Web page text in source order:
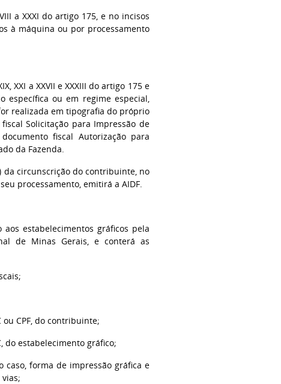
a XXXI do artigo 175, e no incisos
à máquina ou por processamento
XXI a XXVII e XXXIII do artigo 175 e
específica ou em regime especial,
realizada em tipografia do próprio
Solicitação para Impressão de
fiscal Autorização para
da Fazenda.
da circunscrição do contribuinte, no
processamento, emitirá a AIDF.
estabelecimentos gráficos pela
de Minas Gerais, e conterá as
CPF, do contribuinte;
do estabelecimento gráfico;
caso, forma de impressão gráfica e